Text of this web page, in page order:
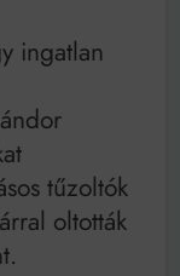
ingatlan
tűzoltók
oltották